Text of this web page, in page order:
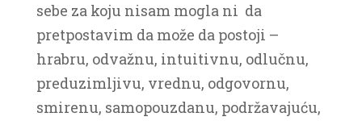
sebe za koju nisam mogla ni da
pretpostavim da može da postoji –
hrabru, odvažnu, intuitivnu, odlučnu,
preduzimljivu, vrednu, odgovornu,
smirenu, samopouzdanu, podržavajuću,